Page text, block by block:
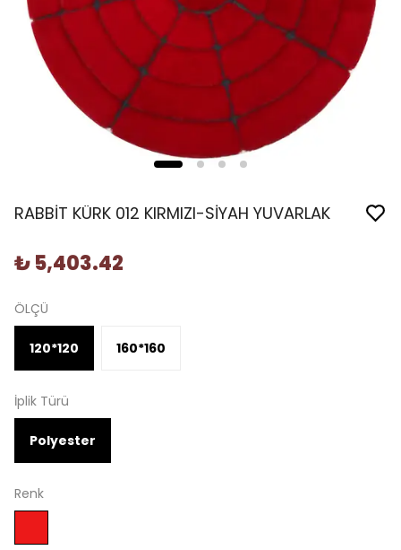
RABBİT KÜRK 012 KIRMIZI-SİYAH YUVARLAK
₺ 5,403.42
ÖLÇÜ
120*120 160*160
İplik Türü
Polyester
Renk